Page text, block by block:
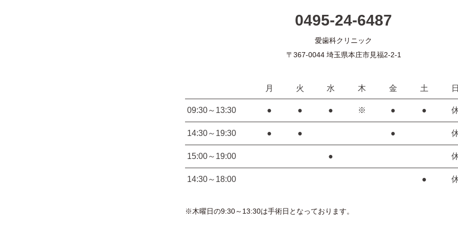
0495-24-6487
愛歯科クリニック
〒367-0044 埼玉県本庄市見福2-2-1
月 火 水 木 金 土 日
09:30～13:30 ● ● ● ※ ● ●
14:30～19:30 ● ● ●
15:00～19:00 ●
14:30～18:00 ●
※木曜日の9:30～13:30は手術日となっております。